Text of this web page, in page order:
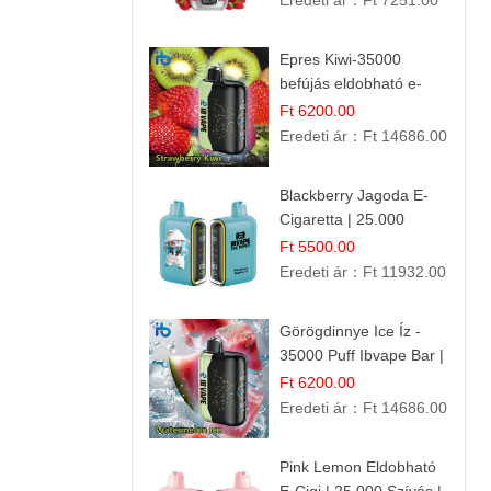
Epres Kiwi-35000
befújás eldobható e-
cigaretta
Ft 6200.00
Eredeti ár： Ft 14686.00
Blackberry Jagoda E-
Cigaretta | 25.000
Szívás | Ízesített E-
Liquid
Ft 5500.00
Eredeti ár： Ft 11932.00
Görögdinnye Ice Íz -
35000 Puff Ibvape Bar |
Frissítő Mentolos
Élmény!
Ft 6200.00
Eredeti ár： Ft 14686.00
Pink Lemon Eldobható